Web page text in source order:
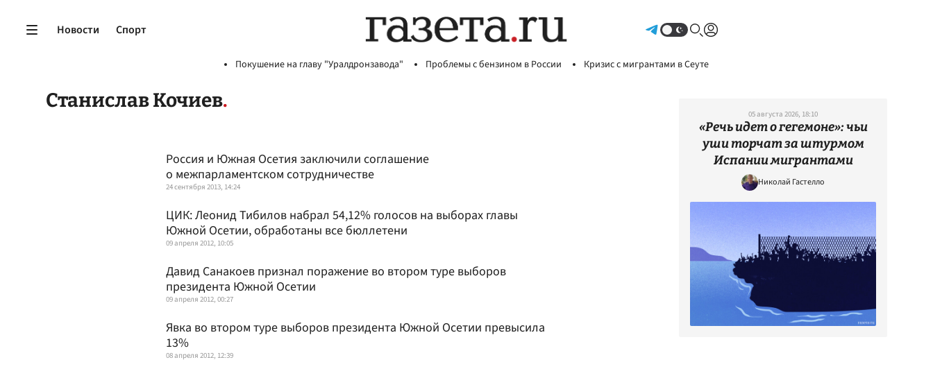
Новости Спорт
Покушение на главу "Уралдронзавода" Проблемы с бензином в России Кризис с мигрантами в Сеуте
Станислав Кочиев
Россия и Южная Осетия заключили соглашение
о межпарламентском сотрудничестве
24 сентября 2013, 14:24
ЦИК: Леонид Тибилов набрал 54,12% голосов на выборах главы
Южной Осетии, обработаны все бюллетени
09 апреля 2012, 10:05
Давид Санакоев признал поражение во втором туре выборов
президента Южной Осетии
09 апреля 2012, 00:27
Явка во втором туре выборов президента Южной Осетии превысила
13%
08 апреля 2012, 12:39
05 августа 2026, 18:10
«Речь идет о гегемоне»: чьи
уши торчат за штурмом
Испании мигрантами
Николай Гастелло